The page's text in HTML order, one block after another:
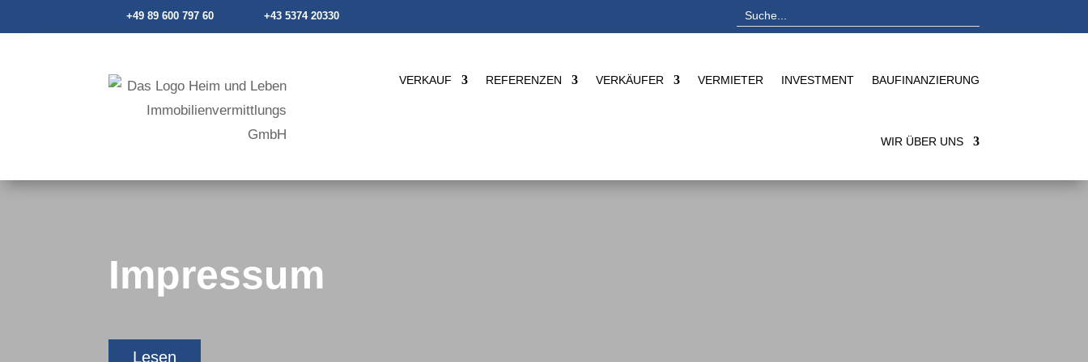
+49 89 600 797 60 +43 5374 20330
VERKAUF REFERENZEN VERKÄUFER VERMIETER INVESTMENT BAUFINANZIERUNG
WIR ÜBER UNS
Impressum
Lesen